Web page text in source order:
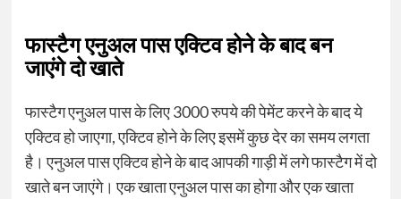
फास्टैग एनुअल पास एक्टिव होने के बाद बन
जाएंगे दो खाते
फास्टैग एनुअल पास के लिए 3000 रुपये की पेमेंट करने के बाद ये
एक्टिव हो जाएगा, एक्टिव होने के लिए इसमें कुछ देर का समय लगता
है। एनुअल पास एक्टिव होने के बाद आपकी गाड़ी में लगे फास्टैग में दो
खाते बन जाएंगे। एक खाता एनुअल पास का होगा और एक खाता